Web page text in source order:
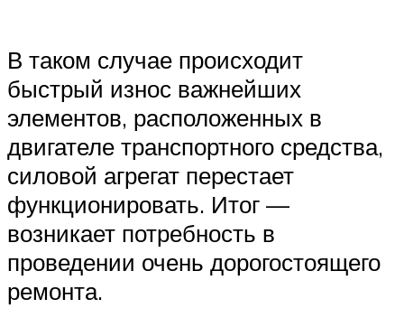
В таком случае происходит
быстрый износ важнейших
элементов, расположенных в
двигателе транспортного средства,
силовой агрегат перестает
функционировать. Итог —
возникает потребность в
проведении очень дорогостоящего
ремонта.